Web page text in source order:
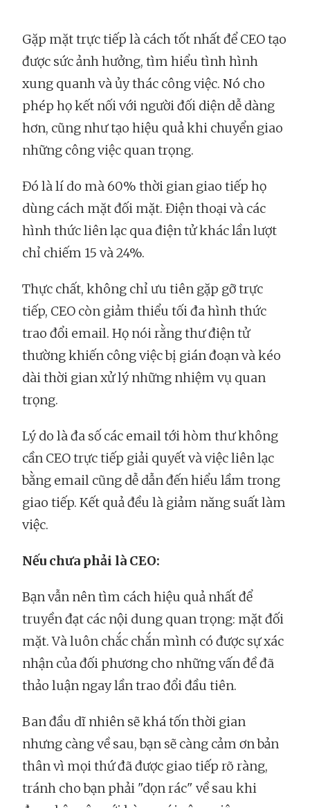
Gặp mặt trực tiếp là cách tốt nhất để CEO tạo
được sức ảnh hưởng, tìm hiểu tình hình
xung quanh và ủy thác công việc. Nó cho
phép họ kết nối với người đối diện dễ dàng
hơn, cũng như tạo hiệu quả khi chuyển giao
những công việc quan trọng.
Đó là lí do mà 60% thời gian giao tiếp họ
dùng cách mặt đối mặt. Điện thoại và các
hình thức liên lạc qua điện tử khác lần lượt
chỉ chiếm 15 và 24%.
Thực chất, không chỉ ưu tiên gặp gỡ trực
tiếp, CEO còn giảm thiểu tối đa hình thức
trao đổi email. Họ nói rằng thư điện tử
thường khiến công việc bị gián đoạn và kéo
dài thời gian xử lý những nhiệm vụ quan
trọng.
Lý do là đa số các email tới hòm thư không
cần CEO trực tiếp giải quyết và việc liên lạc
bằng email cũng dễ dẫn đến hiểu lầm trong
giao tiếp. Kết quả đều là giảm năng suất làm
việc.
Nếu chưa phải là CEO:
Bạn vẫn nên tìm cách hiệu quả nhất để
truyền đạt các nội dung quan trọng: mặt đối
mặt. Và luôn chắc chắn mình có được sự xác
nhận của đối phương cho những vấn đề đã
thảo luận ngay lần trao đổi đầu tiên.
Ban đầu dĩ nhiên sẽ khá tốn thời gian
nhưng càng về sau, bạn sẽ càng cảm ơn bản
thân vì mọi thứ đã được giao tiếp rõ ràng,
tránh cho bạn phải "dọn rác" về sau khi